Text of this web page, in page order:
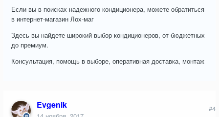
Если вы в поисках надежного кондиционера, можете обратиться
в интернет-магазин Лох-маг
Здесь вы найдете широкий выбор кондиционеров, от бюджетных
до премиум.
Консультация, помощь в выборе, оперативная доставка, монтаж
Evgenik #4